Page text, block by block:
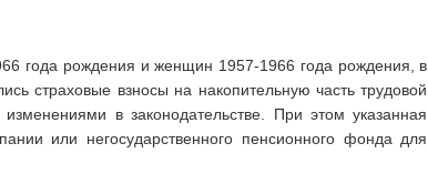
года рождения и женщин 1957-1966 года рождения, в
страховые взносы на накопительную часть трудовой
в законодательстве. При этом указанная
или негосударственного пенсионного фонда для